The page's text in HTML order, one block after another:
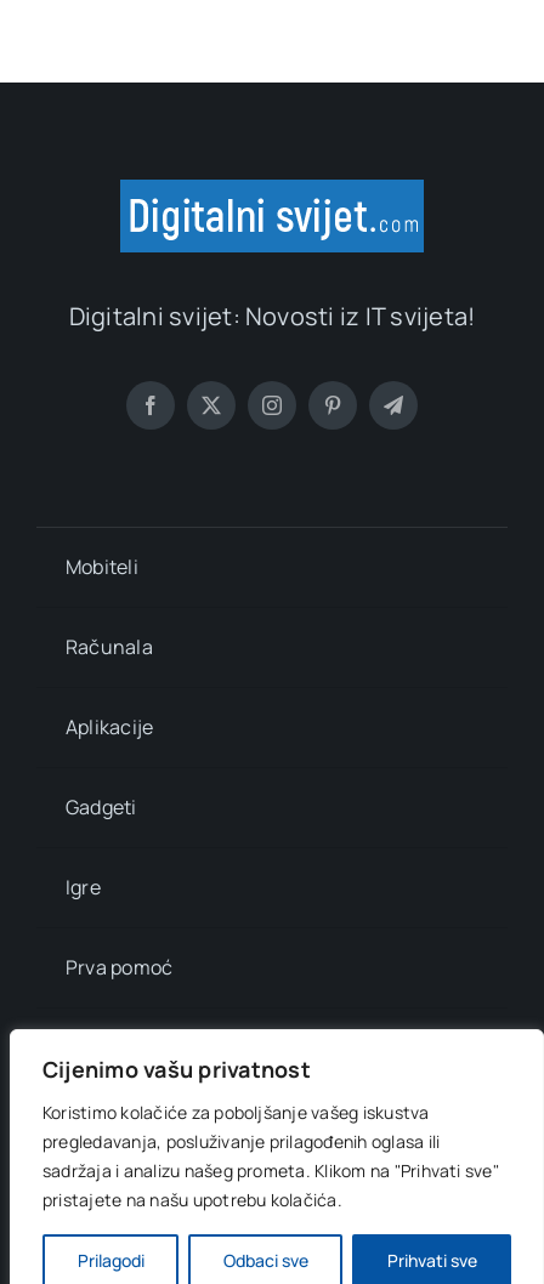
Cijenimo vašu privatnost
Koristimo kolačiće za poboljšanje vašeg iskustva
pregledavanja, posluživanje prilagođenih oglasa ili
sadržaja i analizu našeg prometa. Klikom na "Prihvati sve"
pristajete na našu upotrebu kolačića.
Prilagodi Odbaci sve Prihvati sve
Digitalni svijet: Novosti iz IT svijeta!
Mobiteli
Računala
Aplikacije
Gadgeti
Igre
Prva pomoć
Info brojevi
Developed byOnlinePress Ltd